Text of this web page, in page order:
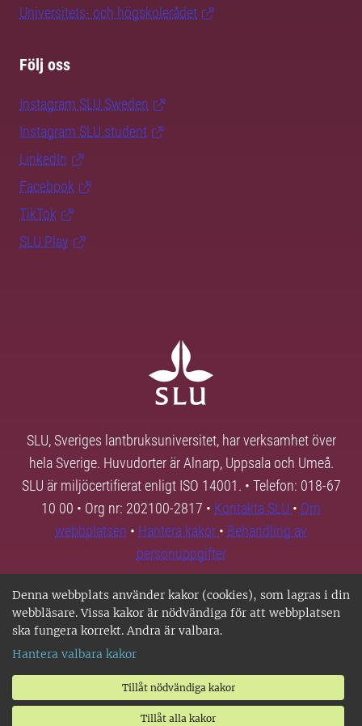
Denna webbplats använder kakor (cookies), som lagras i din
webbläsare. Vissa kakor är nödvändiga för att webbplatsen
ska fungera korrekt. Andra är valbara.
Hantera valbara kakor
Tillåt nödvändiga kakor
Tillåt alla kakor
Universitets- och högskolerådet
Följ oss
Instagram SLU.Sweden
Instagram SLU.student
LinkedIn
Facebook
TikTok
SLU Play
SLU, Sveriges lantbruksuniversitet, har verksamhet över
hela Sverige. Huvudorter är Alnarp, Uppsala och Umeå.
SLU är miljöcertifierat enligt ISO 14001. • Telefon: 018-67
10 00 • Org nr: 202100-2817 • Kontakta SLU • Om
webbplatsen • Hantera kakor • Behandling av
personuppgifter